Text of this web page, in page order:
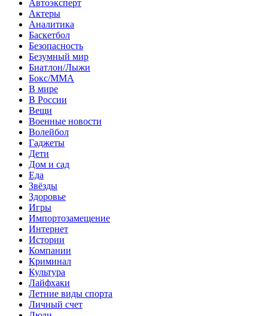
Автоэксперт
Актеры
Аналитика
Баскетбол
Безопасность
Безумный мир
Биатлон/Лыжи
Бокс/MMA
В мире
В России
Вещи
Военные новости
Волейбол
Гаджеты
Дети
Дом и сад
Еда
Звёзды
Здоровье
Игры
Импортозамещение
Интернет
Истории
Компании
Криминал
Культура
Лайфхаки
Летние виды спорта
Личный счет